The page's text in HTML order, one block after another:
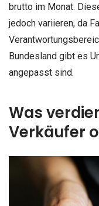
brutto im Monat.
jedoch variieren, da
Bundesland gibt es
angepasst sind.
Was
Verkäufer